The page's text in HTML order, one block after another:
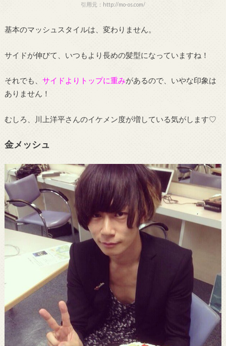
引用元：http://mo-os.com/
基本のマッシュスタイルは、変わりません。
サイドが伸びて、いつもより長めの髪型になっていますね！
それでも、 サイドよりトップに重みがあるので、いやな印象は
ありません！
むしろ、川上洋平さんのイケメン度が増している気がします♡
金メッシュ